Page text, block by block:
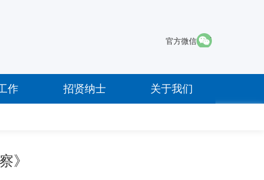
官方微信 ·
作 招贤纳士 关于我们
》